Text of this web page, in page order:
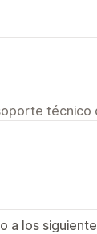
técnico
a los